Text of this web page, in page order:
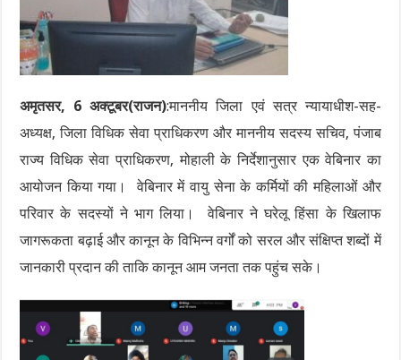
अमृतसर, 6 अक्टूबर(राजन):माननीय जिला एवं सत्र न्यायाधीश-सह-
अध्यक्ष, जिला विधिक सेवा प्राधिकरण और माननीय सदस्य सचिव, पंजाब
राज्य विधिक सेवा प्राधिकरण, मोहाली के निर्देशानुसार एक वेबिनार का
आयोजन किया गया। वेबिनार में वायु सेना के कर्मियों की महिलाओं और
परिवार के सदस्यों ने भाग लिया। वेबिनार ने घरेलू हिंसा के खिलाफ
जागरूकता बढ़ाई और कानून के विभिन्न वर्गों को सरल और संक्षिप्त शब्दों में
जानकारी प्रदान की ताकि कानून आम जनता तक पहुंच सके।